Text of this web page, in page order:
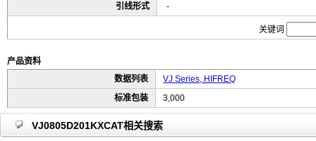
引线形式
-
关键词
产品资料
数据列表
VJ Series, HIFREQ
标准包装
3,000
VJ0805D201KXCAT相关搜索